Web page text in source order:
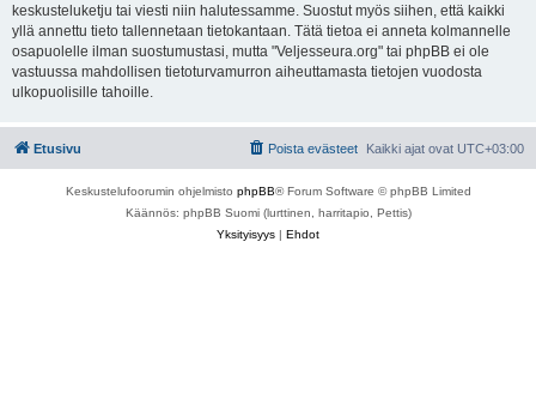
keskusteluketju tai viesti niin halutessamme. Suostut myös siihen, että kaikki
yllä annettu tieto tallennetaan tietokantaan. Tätä tietoa ei anneta kolmannelle
osapuolelle ilman suostumustasi, mutta "Veljesseura.org" tai phpBB ei ole
vastuussa mahdollisen tietoturvamurron aiheuttamasta tietojen vuodosta
ulkopuolisille tahoille.
Etusivu Kaikki ajat ovat UTC+03:00
Poista evästeet
Keskustelufoorumin ohjelmisto phpBB® Forum Software © phpBB Limited
Käännös: phpBB Suomi (lurttinen, harritapio, Pettis)
Yksityisyys | Ehdot